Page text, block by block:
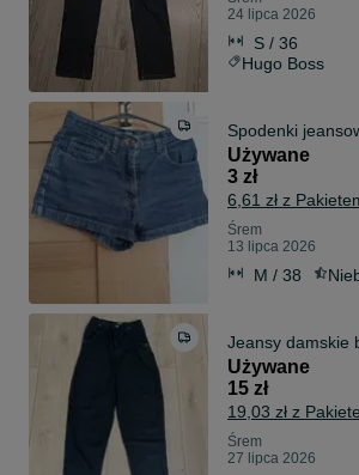
24 lipca 2026
S / 36
Hugo Boss
Spodenki
Używane
3 zł
6,61 zł z
Śrem
13 lipca 2026
M / 38
Jeansy damskie
Używane
15 zł
19,03 zł z
Śrem
27 lipca 2026